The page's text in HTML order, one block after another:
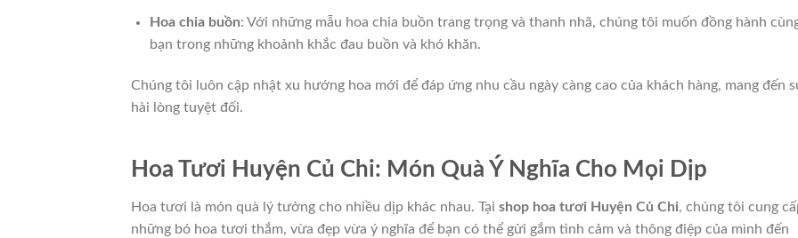
Hoa chia buồn: Với những mẫu hoa chia buồn trang trọng và thanh nhã, chúng tôi muốn đồng hành
bạn trong những khoảnh khắc đau buồn và khó khăn.
Chúng tôi luôn cập nhật xu hướng hoa mới để đáp ứng nhu cầu ngày càng cao của khách hàng, mang đến
hài lòng tuyệt đối.
Hoa Tươi Huyện Củ Chi: Món Quà Ý Nghĩa Cho Mọi Dịp
Hoa tươi là món quà lý tưởng cho nhiều dịp khác nhau. Tại shop hoa tươi Huyện Củ Chi, chúng tôi cung
những bó hoa tươi thắm, vừa đẹp vừa ý nghĩa để bạn có thể gửi gắm tình cảm và thông điệp của mình đến